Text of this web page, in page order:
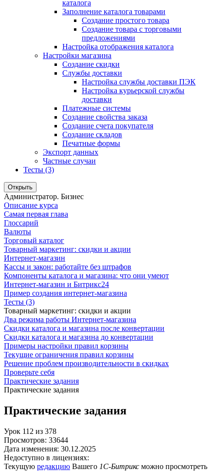
каталога
Заполнение каталога товарами
Создание простого товара
Создание товара с торговыми
предложениями
Настройка отображения каталога
Настройки магазина
Создание скидки
Службы доставки
Настройка службы доставки ПЭК
Настройка курьерской службы
доставки
Платежные системы
Создание свойства заказа
Создание счета покупателя
Создание складов
Печатные формы
Экспорт данных
Частные случаи
Тесты (3)
Открыть
Администратор. Бизнес
Описание курса
Самая первая глава
Глоссарий
Валюты
Торговый каталог
Товарный маркетинг: скидки и акции
Интернет-магазин
Кассы и закон: работайте без штрафов
Компоненты каталога и магазина: что они умеют
Интернет-магазин и Битрикс24
Пример создания интернет-магазина
Тесты (3)
Товарный маркетинг: скидки и акции
Два режима работы Интернет-магазина
Скидки каталога и магазина после конвертации
Скидки каталога и магазина до конвертации
Примеры настройки правил корзины
Текущие ограничения правил корзины
Решение проблем производительности в скидках
Проверьте себя
Практические задания
Практические задания
Практические задания
Урок 112 из 378
Просмотров: 33644
Дата изменения: 30.12.2025
Недоступно в лицензиях:
Текущую редакцию Вашего 1С-Битрикс можно просмотреть